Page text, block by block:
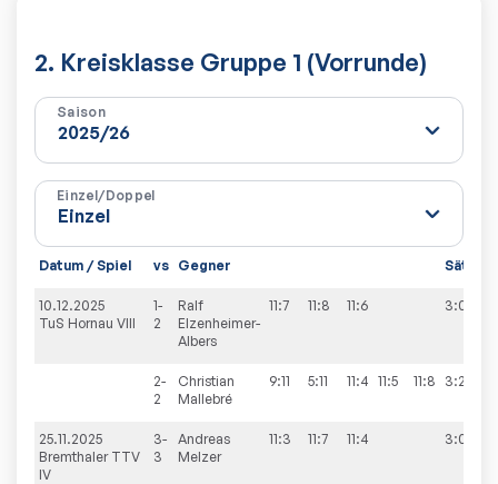
2. Kreisklasse Gruppe 1 (Vorrunde)
Saison
Einzel/Doppel
Datum / Spiel vs Gegner Sätze
10.12.2025
TuS Hornau VIII
1-
2
Ralf
Elzenheimer-
Albers
11:7 11:8 11:6 3:0
2-
2
Christian
Mallebré
9:11 5:11 11:4 11:5 11:8 3:2
25.11.2025
Bremthaler TTV
IV
3-
3
Andreas
Melzer
11:3 11:7 11:4 3:0